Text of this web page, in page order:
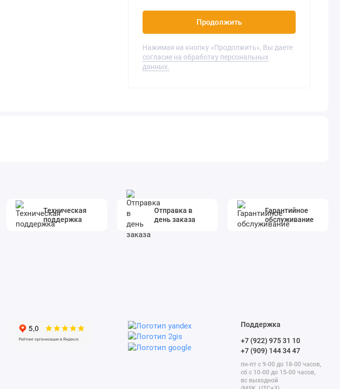
Продолжить
Нажимая на кнопку «Продолжить», Вы даете
согласие на обработку персональных
данных.
Техническая
поддержка
Отправка в
день заказа
Гарантийное
обслуживание
Поддержка
+7 (922) 975 31 10
+7 (909) 144 34 47
пн-пт с 9-00 до 18-00 часов,
сб с 10-00 до 15-00 часов,
вс выходной